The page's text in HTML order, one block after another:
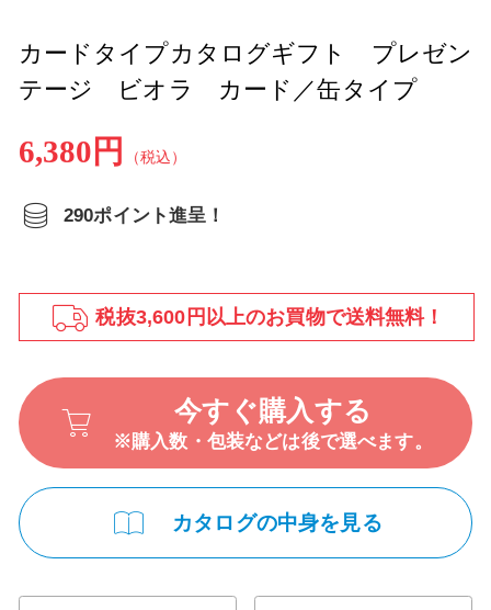
カードタイプカタログギフト プレゼン
テージ ビオラ カード／缶タイプ
6,380円 （税込）
290ポイント進呈！
税抜3,600円以上のお買物で送料無料！
今すぐ購入する
※購入数・包装などは後で選べます。
カタログの中身を見る